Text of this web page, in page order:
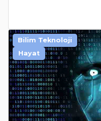
Bilim Teknoloji
Hayat